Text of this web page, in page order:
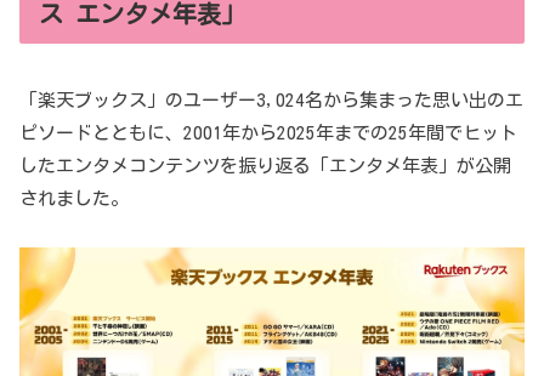
ス エンタメ年表」
「楽天ブックス」のユーザー3,024名から集まった思い出のエ
ピソードとともに、2001年から2025年までの25年間でヒット
したエンタメコンテンツを振り返る「エンタメ年表」が公開
されました。